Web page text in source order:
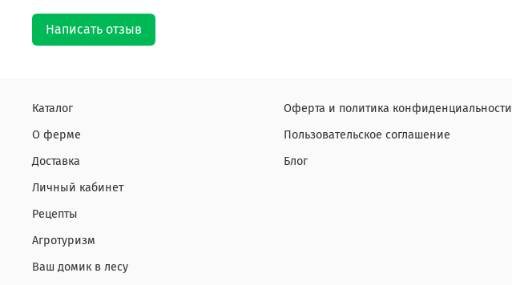
Написать отзыв
Каталог
О ферме
Доставка
Личный кабинет
Рецепты
Агротуризм
Ваш домик в лесу
Оферта и политика конфиденциальности
Пользовательское соглашение
Блог